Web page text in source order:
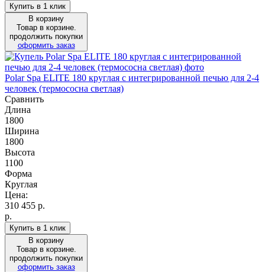
Купить в 1 клик
В корзину
Товар в корзине.
продолжить покупки
оформить заказ
Polar Spa ELITE 180 круглая с интегрированной печью для 2-4
человек (термососна светлая)
Сравнить
Длина
1800
Ширина
1800
Высота
1100
Форма
Круглая
Цена:
310 455 р.
р.
Купить в 1 клик
В корзину
Товар в корзине.
продолжить покупки
оформить заказ